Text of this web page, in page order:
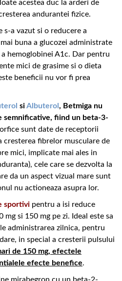
acestea duc la arderi de
andurantei fizice.
s-a vazut si o reducere a
buna a glucozei administrate
hemoglobinei A1c. Dar pentru
mici de grasime si o dieta
beneficii nu vor fi prea
siAlbuterol , Betmiga nu
semnificative, fiind un beta-3-
sunt date de receptorii
cresterea fibrelor musculare de
mici, implicate mai ales in
cele care se dezvolta la
da un aspect vizual mare sunt
nu actioneaza asupra lor.
sportivi pentru a isi reduce
si 150 mg pe zi. Ideal este sa
administrarea zilnica, pentru
in special a cresterii pulsului
de 150 mg, efectele
efecte benefice.